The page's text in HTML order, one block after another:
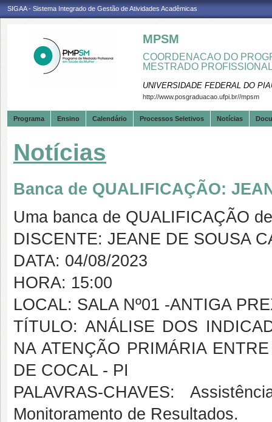
SIGAA - Sistema Integrado de Gestão de Atividades Acadêmicas
MPSM
COORDENACAO DO
MESTRADO
UNIVERSIDADE FEDERAL DO
http://www.posgraduacao.ufpi.br//mpsm
Programa Ensino Calendário Processos Seletivos Notícias
Notícias
Banca de QUALIFICAÇÃO:
Uma banca de QUALIFICAÇÃO
DISCENTE: JEANE DE SOUSA
DATA: 04/08/2023
HORA: 15:00
LOCAL: SALA Nº01 -ANTIGA
TÍTULO: ANÁLISE DOS
NA ATENÇÃO PRIMÁRIA
DE COCAL - PI
PALAVRAS-CHAVES:
Monitoramento de Resultados.